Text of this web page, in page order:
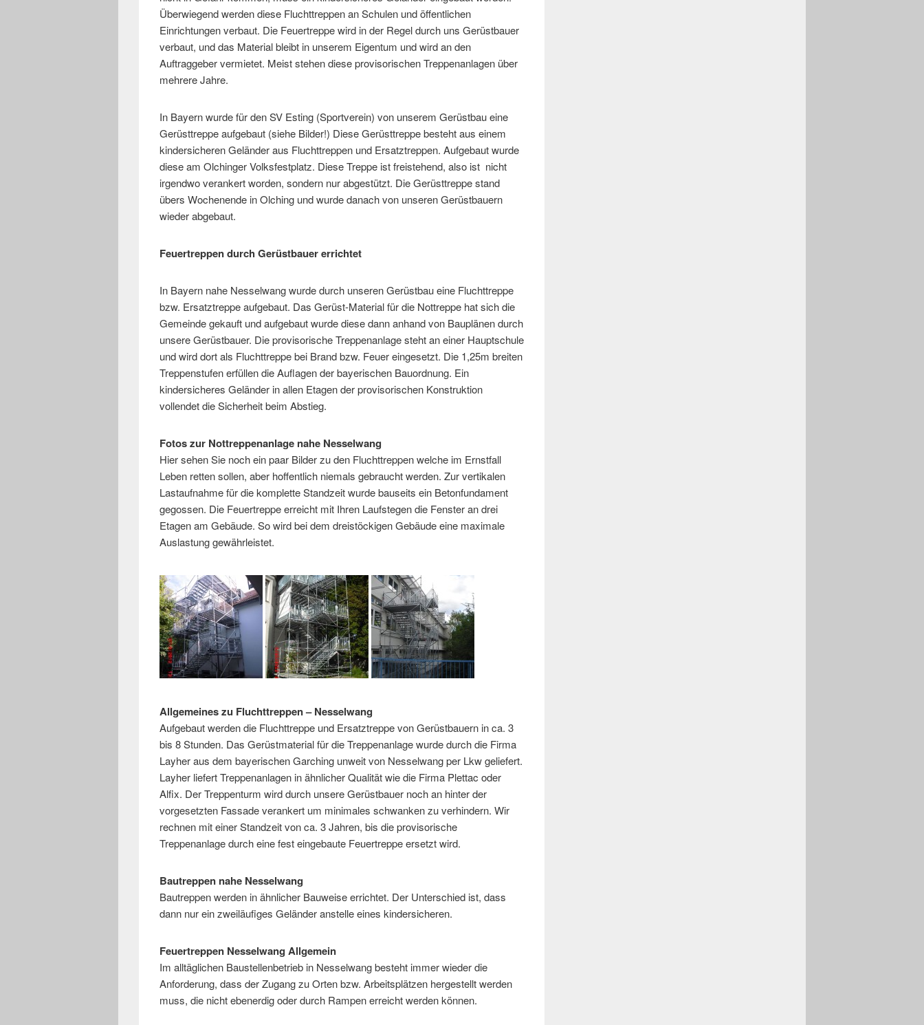
Überwiegend werden diese Fluchttreppen an Schulen und öffentlichen
Einrichtungen verbaut. Die Feuertreppe wird in der Regel durch uns Gerüstbauer
verbaut, und das Material bleibt in unserem Eigentum und wird an den
Auftraggeber vermietet. Meist stehen diese provisorischen Treppenanlagen über
mehrere Jahre.
In Bayern wurde für den SV Esting (Sportverein) von unserem Gerüstbau eine
Gerüsttreppe aufgebaut (siehe Bilder!) Diese Gerüsttreppe besteht aus einem
kindersicheren Geländer aus Fluchttreppen und Ersatztreppen. Aufgebaut wurde
diese am Olchinger Volksfestplatz. Diese Treppe ist freistehend, also ist nicht
irgendwo verankert worden, sondern nur abgestützt. Die Gerüsttreppe stand
übers Wochenende in Olching und wurde danach von unseren Gerüstbauern
wieder abgebaut.
Feuertreppen durch Gerüstbauer errichtet
In Bayern nahe Nesselwang wurde durch unseren Gerüstbau eine Fluchttreppe
bzw. Ersatztreppe aufgebaut. Das Gerüst-Material für die Nottreppe hat sich die
Gemeinde gekauft und aufgebaut wurde diese dann anhand von Bauplänen durch
unsere Gerüstbauer. Die provisorische Treppenanlage steht an einer Hauptschule
und wird dort als Fluchttreppe bei Brand bzw. Feuer eingesetzt. Die 1,25m breiten
Treppenstufen erfüllen die Auflagen der bayerischen Bauordnung. Ein
kindersicheres Geländer in allen Etagen der provisorischen Konstruktion
vollendet die Sicherheit beim Abstieg.
Fotos zur Nottreppenanlage nahe Nesselwang
Hier sehen Sie noch ein paar Bilder zu den Fluchttreppen welche im Ernstfall
Leben retten sollen, aber hoffentlich niemals gebraucht werden. Zur vertikalen
Lastaufnahme für die komplette Standzeit wurde bauseits ein Betonfundament
gegossen. Die Feuertreppe erreicht mit Ihren Laufstegen die Fenster an drei
Etagen am Gebäude. So wird bei dem dreistöckigen Gebäude eine maximale
Auslastung gewährleistet.
Allgemeines zu Fluchttreppen – Nesselwang
Aufgebaut werden die Fluchttreppe und Ersatztreppe von Gerüstbauern in ca. 3
bis 8 Stunden. Das Gerüstmaterial für die Treppenanlage wurde durch die Firma
Layher aus dem bayerischen Garching unweit von Nesselwang per Lkw geliefert.
Layher liefert Treppenanlagen in ähnlicher Qualität wie die Firma Plettac oder
Alfix. Der Treppenturm wird durch unsere Gerüstbauer noch an hinter der
vorgesetzten Fassade verankert um minimales schwanken zu verhindern. Wir
rechnen mit einer Standzeit von ca. 3 Jahren, bis die provisorische
Treppenanlage durch eine fest eingebaute Feuertreppe ersetzt wird.
Bautreppen nahe Nesselwang
Bautreppen werden in ähnlicher Bauweise errichtet. Der Unterschied ist, dass
dann nur ein zweiläufiges Geländer anstelle eines kindersicheren.
Feuertreppen Nesselwang Allgemein
Im alltäglichen Baustellenbetrieb in Nesselwang besteht immer wieder die
Anforderung, dass der Zugang zu Orten bzw. Arbeitsplätzen hergestellt werden
muss, die nicht ebenerdig oder durch Rampen erreicht werden können.